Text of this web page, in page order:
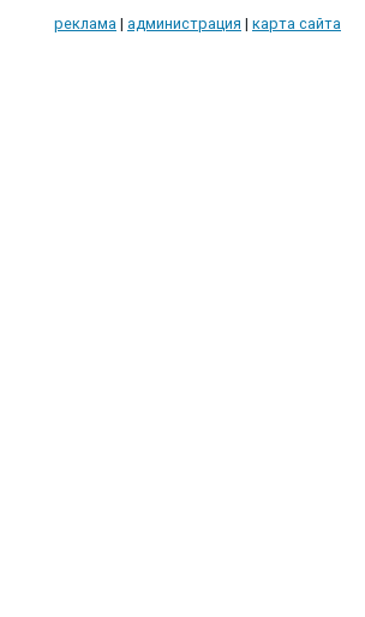
реклама | администрация | карта сайта